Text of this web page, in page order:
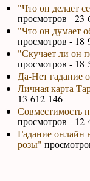
"Что он делает
просмотров - 23
"Что он думает
просмотров - 18
"Скучает ли он
просмотров - 18
Да-Нет гадание
Личная карта
13 612 146
Совместимость
просмотров - 12
Гадание онлайн
розы"